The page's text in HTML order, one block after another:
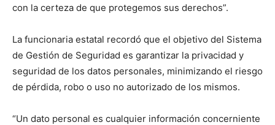
con la certeza de que protegemos sus derechos”.
La funcionaria estatal recordó que el objetivo del Sistema
de Gestión de Seguridad es garantizar la privacidad y
seguridad de los datos personales, minimizando el riesgo
de pérdida, robo o uso no autorizado de los mismos.
“Un dato personal es cualquier información concerniente